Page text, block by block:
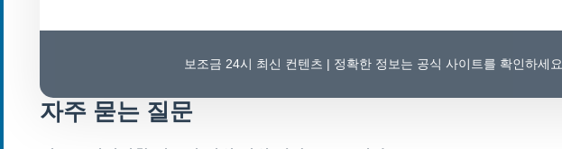
보조금 24시 최신 컨텐츠 | 정확한 정보는 공식 사이트를 확인하세요
자주 묻는 질문